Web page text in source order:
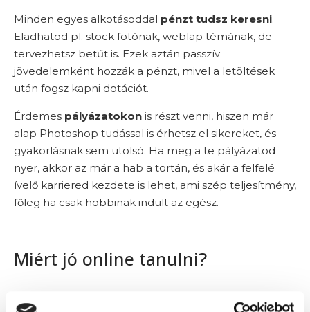
Minden egyes alkotásoddal pénzt tudsz keresni.
Eladhatod pl. stock fotónak, weblap témának, de
tervezhetsz betűt is. Ezek aztán passzív
jövedelemként hozzák a pénzt, mivel a letöltések
után fogsz kapni dotációt.
Érdemes pályázatokon is részt venni, hiszen már
alap Photoshop tudással is érhetsz el sikereket, és
gyakorlásnak sem utolsó. Ha meg a te pályázatod
nyer, akkor az már a hab a tortán, és akár a felfelé
ívelő karriered kezdete is lehet, ami szép teljesítmény,
főleg ha csak hobbinak indult az egész.
Miért jó online tanulni?